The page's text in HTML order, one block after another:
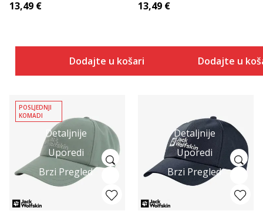
13,49 €
Dodajte u košaricu
13,49 €
Dodajte u
Detaljnije
Uporedi
Brzi Pregled
POSLJEDNJI
KOMADI
Detaljnije
Uporedi
Brzi Pregled